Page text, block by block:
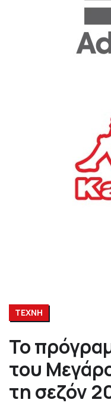
ΤΕΧΝΗ
Το
του
τη σεζόν